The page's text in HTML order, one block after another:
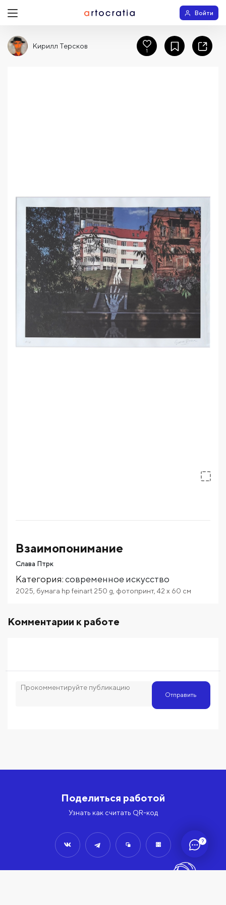
?
Войти
Взаимопонимание
Слава Птрк
Категория:современное искусство
2025 бумага hp feinart 250 g фотопринт, 42 x 60 см
Комментарии к работе
Отправить
Кирилл Терсков
1
Поделиться работой
Узнать как считать QR-код